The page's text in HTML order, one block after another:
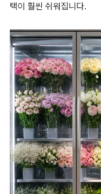
택이 훨씬 쉬워집니다.